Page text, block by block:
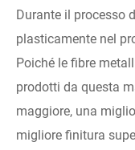
Durante il processo
plasticamente nel
Poiché le fibre
prodotti da questa
maggiore, una
migliore finitura